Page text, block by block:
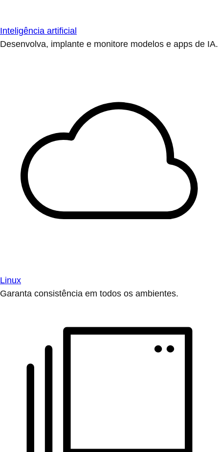
Inteligência artificial
Desenvolva, implante e monitore modelos e apps de IA.
Linux
Garanta consistência em todos os ambientes.